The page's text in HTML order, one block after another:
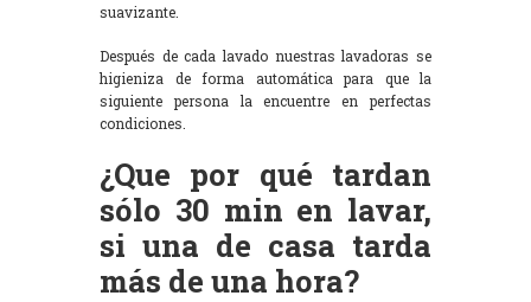
suavizante.
Después de cada lavado nuestras lavadoras se
higieniza de forma automática para que la
siguiente persona la encuentre en perfectas
condiciones.
¿Que por qué tardan
sólo 30 min en lavar,
si una de casa tarda
más de una hora?